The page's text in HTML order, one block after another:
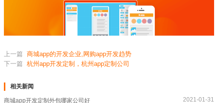
上一篇 商城app的开发企业,网购app开发趋势
下一篇 杭州app开发定制，杭州app定制公司
相关新闻
商城app开发定制外包哪家公司好 2021-01-31